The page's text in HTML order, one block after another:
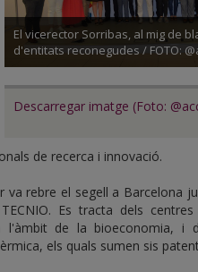
El vicerector Sorribas, al mig de
d'entitats reconegudes / FOTO:
Descarregar imatge (Foto:
de recerca i innovació.
rebre el segell a Barcelona
Es tracta dels centres
l'àmbit de la bioeconomia, i
els quals sumen sis